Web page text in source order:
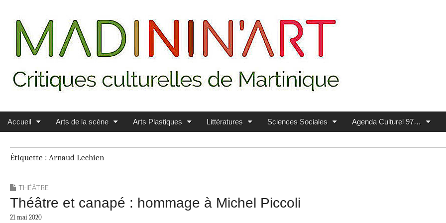
MADININ'ART
Main menu
Skip to content
Accueil Arts de la scène Arts Plastiques Littératures Sciences Sociales Agenda Culturel 97…
Étiquette : Arnaud Lechien
THÉÂTRE
Théâtre et canapé : hommage à Michel Piccoli
21 mai 2020